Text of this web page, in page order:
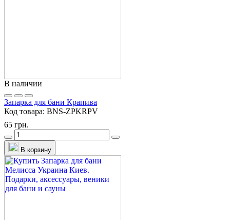
В наличии
Запарка для бани Крапива
Код товара: BNS-ZPKRPV
65 грн.
В корзину